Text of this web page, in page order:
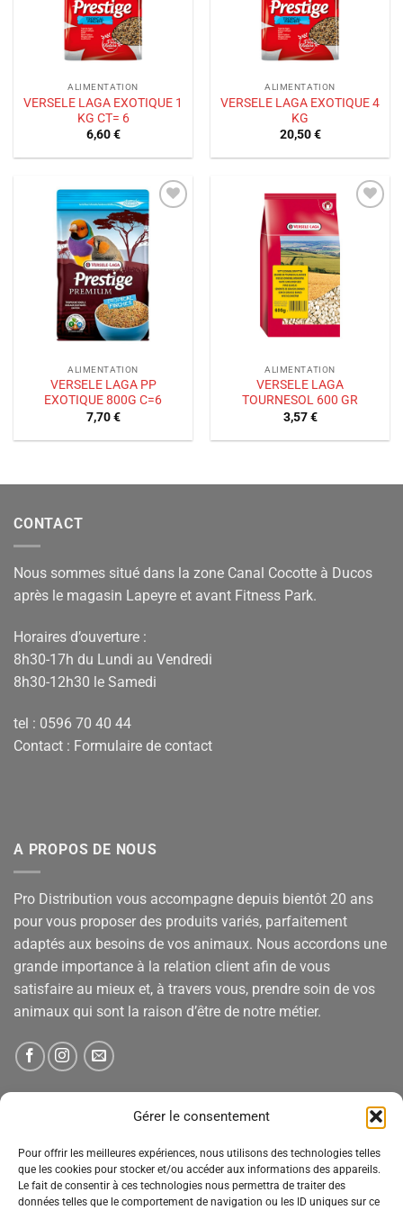
Gérer le consentement
Pour offrir les meilleures expériences, nous utilisons des technologies telles
que les cookies pour stocker et/ou accéder aux informations des appareils.
Le fait de consentir à ces technologies nous permettra de traiter des
données telles que le comportement de navigation ou les ID uniques sur ce
ALIMENTATION
VERSELE LAGA EXOTIQUE 1
KG CT= 6
6,60€
ALIMENTATION
VERSELE LAGA EXOTIQUE 4
KG
20,50€
Ajouter
à la liste
ALIMENTATION
VERSELE LAGA PP
EXOTIQUE 800G C=6
7,70€
souhaits
ALIMENTATION
VERSELE LAGA
TOURNESOL 600 GR
3,57€
CONTACT
Nous sommes situé dans la zone Canal Cocotte à Ducos
après le magasin Lapeyre et avant Fitness Park.
Horaires d’ouverture :
8h30-17h du Lundi au Vendredi
8h30-12h30 le Samedi
tel : 0596 70 40 44
Contact : Formulaire de contact
A PROPOS DE NOUS
Pro Distribution vous accompagne depuis bientôt 20 ans
pour vous proposer des produits variés, parfaitement
adaptés aux besoins de vos animaux. Nous accordons une
grande importance à la relation client afin de vous
satisfaire au mieux et, à travers vous, prendre soin de vos
animaux qui sont la raison d’être de notre métier.
Tenez-vous informé des nouveautés, des offres spéciales
et des remises.